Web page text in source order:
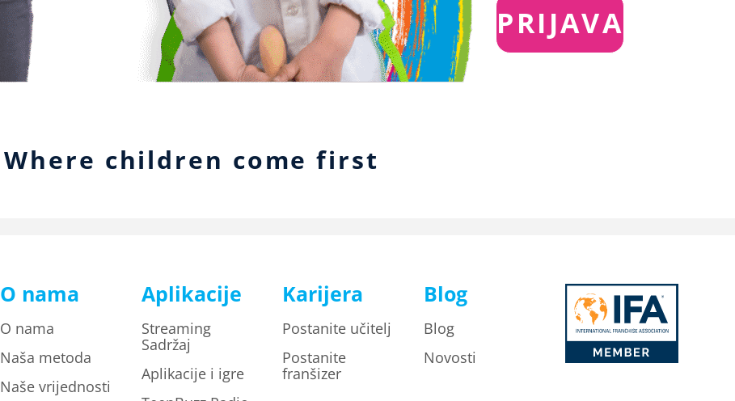
Where children come first
O nama
O nama
Naša metoda
Naše vrijednosti
Aplikacije
Streaming
Sadržaj
Aplikacije i igre
Karijera
Postanite učitelj
Postanite
franšizer
Blog
Blog
Novosti